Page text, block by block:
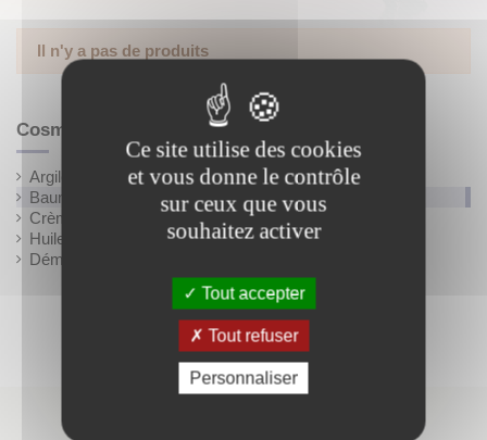
Il n'y a pas de produits
Cosmétiques
Argiles
Baumes
Crèmes
Huiles
Démaquillants
Ce site utilise des cookies
et vous donne le contrôle
sur ceux que vous
souhaitez activer
Tout accepter
Tout refuser
Personnaliser